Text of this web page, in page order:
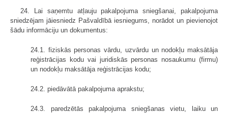
24. Lai saņemtu atļauju pakalpojuma sniegšanai, pakalpojuma
sniedzējam jāiesniedz Pašvaldībā iesniegums, norādot un pievienojot
šādu informāciju un dokumentus:
24.1. fiziskās personas vārdu, uzvārdu un nodokļu maksātāja
reģistrācijas kodu vai juridiskās personas nosaukumu (firmu)
un nodokļu maksātāja reģistrācijas kodu;
24.2. piedāvātā pakalpojuma aprakstu;
24.3. paredzētās pakalpojuma sniegšanas vietu, laiku un